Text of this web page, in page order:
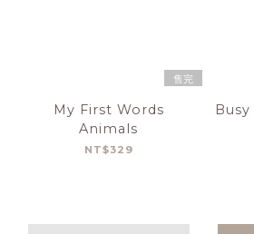
售完
My First Words
Animals
NT$329
Busy